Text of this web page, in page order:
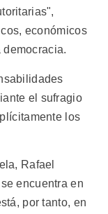
económicos
el sufragio
los
Rafael
encuentra en
por tanto, en